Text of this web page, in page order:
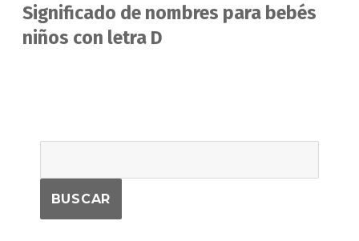
Entrada
siguiente:
Significado de nombres para bebés
niños con letra D